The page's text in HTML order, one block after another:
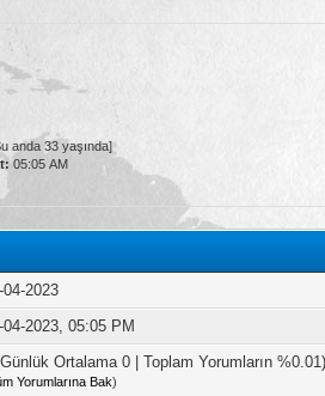
anda 33 yaşında]
05:05 AM
04-2023
04-2023, 05:05 PM
Ortalama 0 | Toplam Yorumların %0.01)
Yorumlarına Bak)